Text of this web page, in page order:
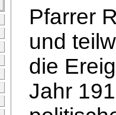
Pfarrer
und
die
Jahr